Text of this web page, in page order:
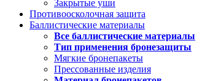
Закрытые уши
Противоосколочная защита
Баллистические материалы
Все баллистические материалы
Тип применения бронезащиты
Мягкие бронепакеты
Прессованные изделия